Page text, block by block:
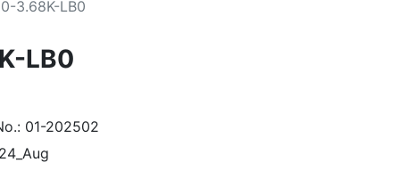
3.68K-LB0
LB0
01-202502